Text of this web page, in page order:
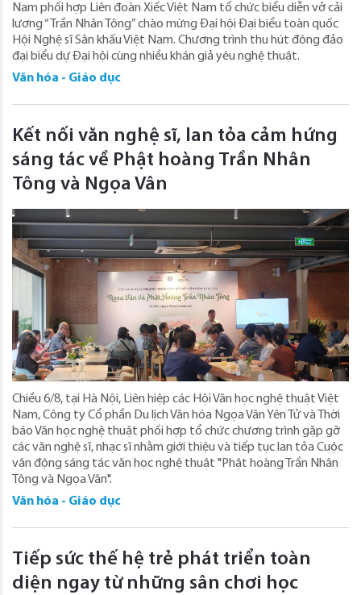
Nam phối hợp Liên đoàn Xiếc Việt Nam tổ chức biểu diễn vở cải
lương “Trần Nhân Tông” chào mừng Đại hội Đại biểu toàn quốc
Hội Nghệ sĩ Sân khấu Việt Nam. Chương trình thu hút đông đảo
đại biểu dự Đại hội cùng nhiều khán giả yêu nghệ thuật.
Văn hóa - Giáo dục
Kết nối văn nghệ sĩ, lan tỏa cảm hứng
sáng tác về Phật hoàng Trần Nhân
Tông và Ngọa Vân
Chiều 6/8, tại Hà Nội, Liên hiệp các Hội Văn học nghệ thuật Việt
Nam, Công ty Cổ phần Du lịch Văn hóa Ngọa Vân Yên Tử và Thời
báo Văn học nghệ thuật phối hợp tổ chức chương trình gặp gỡ
các văn nghệ sĩ, nhạc sĩ nhằm giới thiệu và tiếp tục lan tỏa Cuộc
vận động sáng tác văn học nghệ thuật "Phật hoàng Trần Nhân
Tông và Ngọa Vân".
Văn hóa - Giáo dục
Tiếp sức thế hệ trẻ phát triển toàn
diện ngay từ những sân chơi học